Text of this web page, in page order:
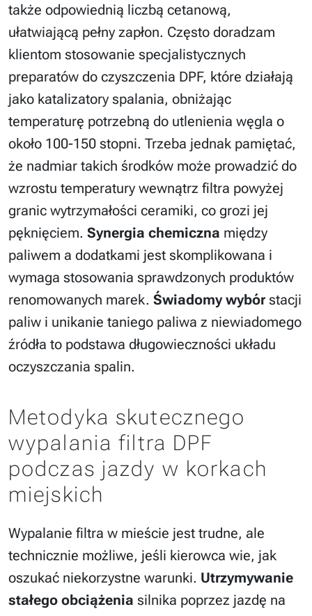
także odpowiednią liczbą cetanową,
ułatwiającą pełny zapłon. Często doradzam
klientom stosowanie specjalistycznych
preparatów do czyszczenia DPF, które działają
jako katalizatory spalania, obniżając
temperaturę potrzebną do utlenienia węgla o
około 100-150 stopni. Trzeba jednak pamiętać,
że nadmiar takich środków może prowadzić do
wzrostu temperatury wewnątrz filtra powyżej
granic wytrzymałości ceramiki, co grozi jej
pęknięciem. Synergia chemiczna między
paliwem a dodatkami jest skomplikowana i
wymaga stosowania sprawdzonych produktów
renomowanych marek. Świadomy wybór stacji
paliw i unikanie taniego paliwa z niewiadomego
źródła to podstawa długowieczności układu
oczyszczania spalin.
Metodyka skutecznego
wypalania filtra DPF
podczas jazdy w korkach
miejskich
Wypalanie filtra w mieście jest trudne, ale
technicznie możliwe, jeśli kierowca wie, jak
oszukać niekorzystne warunki. Utrzymywanie
stałego obciążenia silnika poprzez jazdę na